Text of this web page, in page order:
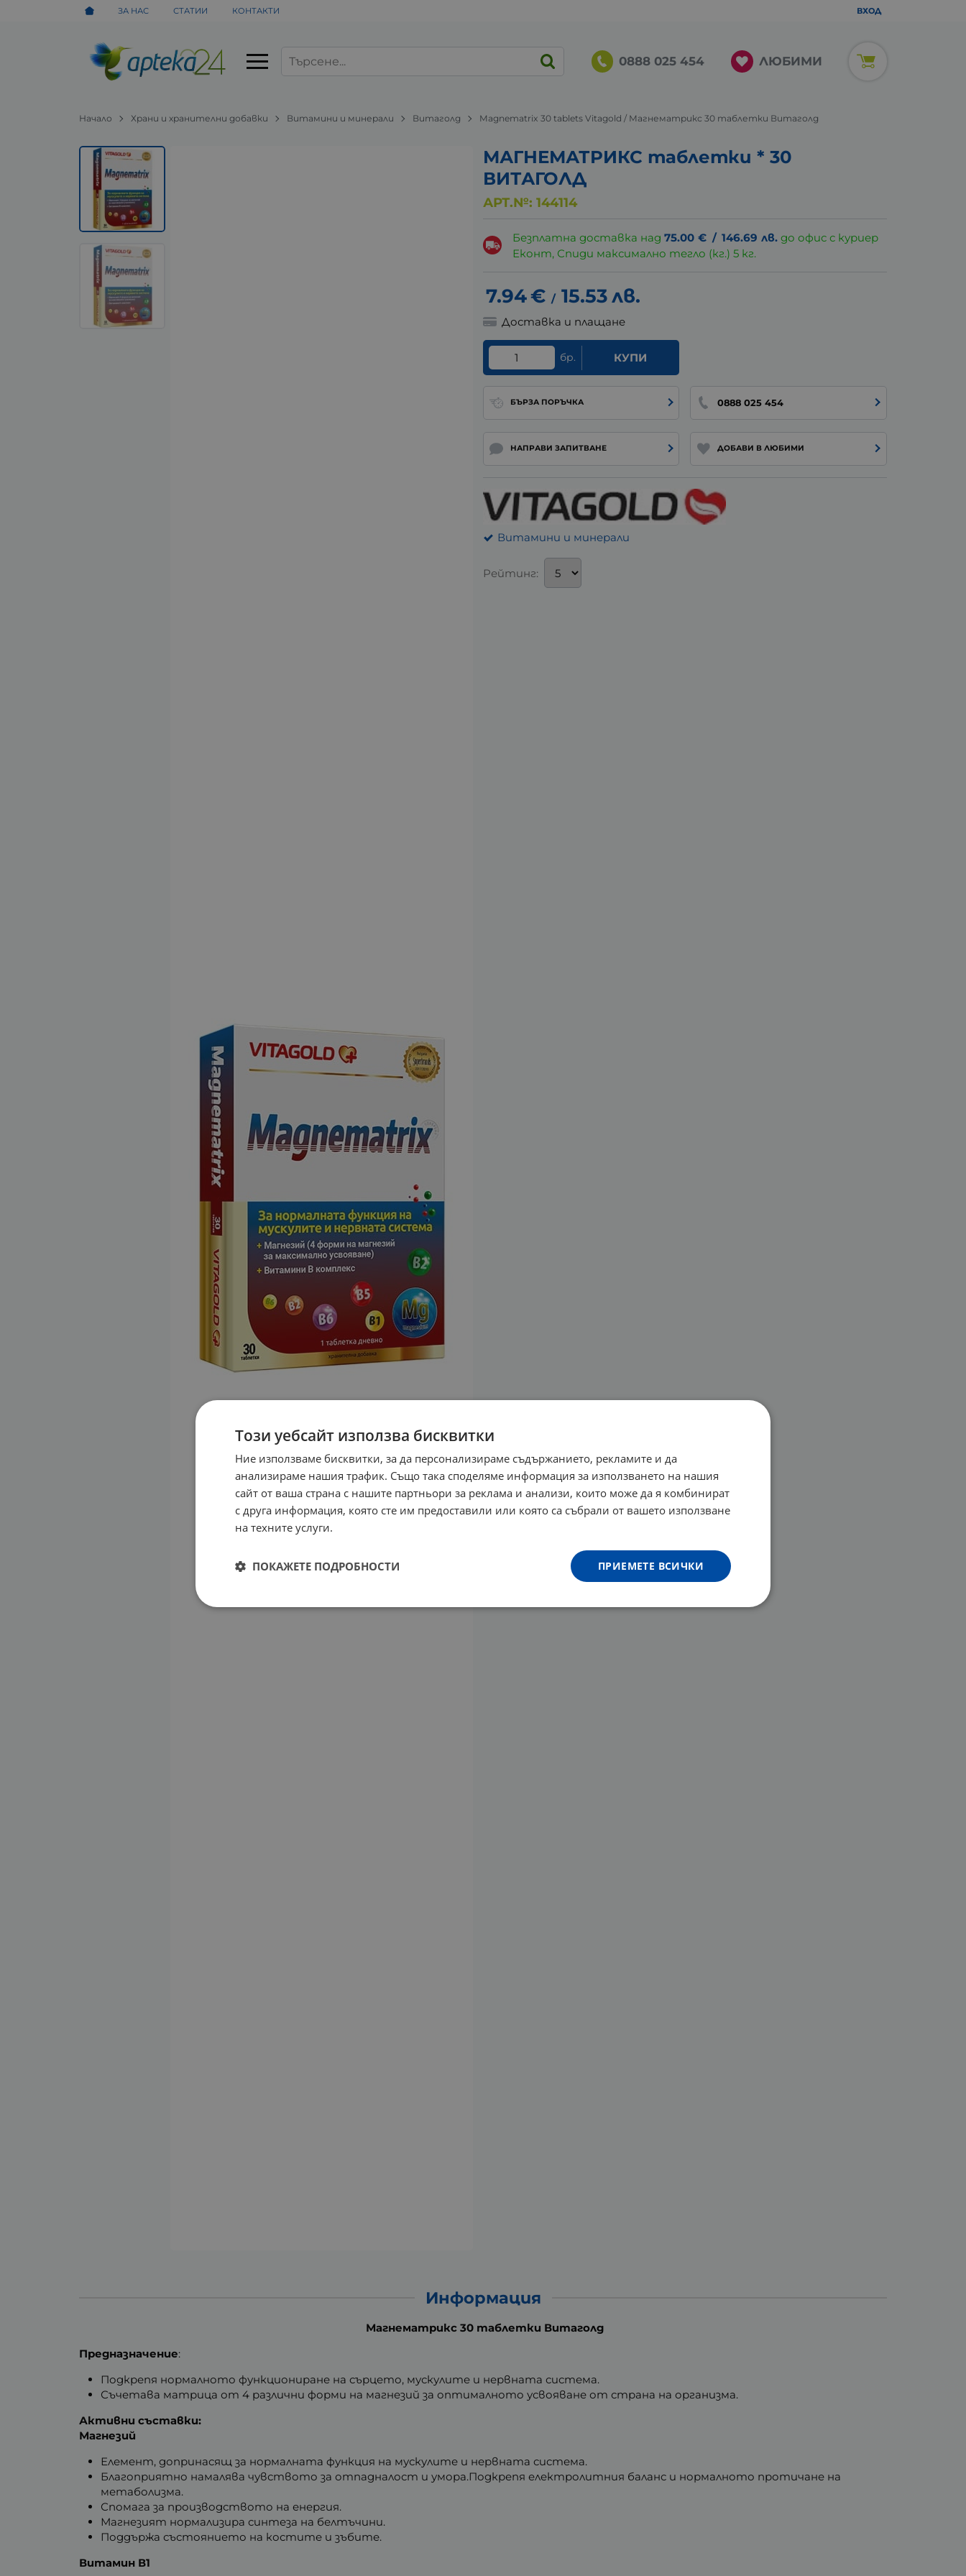
ЗА НАС СТАТИИ КОНТАКТИ ВХОД
0888 025 454 ЛЮБИМИ
Начало Храни и хранителни добавки Витамини и минерали Витаголд Magnematrix 30 tablets Vitagold / Магнематрикс 30 таблетки Витаголд
МАГНЕМАТРИКС таблетки * 30
ВИТАГОЛД
АРТ.№: 144114
Безплатна доставка над75.00 € / 146.69 лв. до офис с куриер
Еконт, Спиди максимално тегло (кг.) 5 кг.
7.94€ / 15.53лв.
Доставка и плащане
бр. КУПИ
БЪРЗА ПОРЪЧКА 0888 025 454
НАПРАВИ ЗАПИТВАНЕ ДОБАВИ В ЛЮБИМИ
Витамини и минерали
Рейтинг:
Информация
Магнематрикс 30 таблетки Витаголд
Предназначение:
Подкрепя нормалното функциониране на сърцето, мускулите и нервната система.
Съчетава матрица от 4 различни форми на магнезий за оптималното усвояване от страна на организма.
Активни съставки:
Магнезий
Елемент, допринасящ за нормалната функция на мускулите и нервната система.
Благоприятно намалява чувството за отпадналост и умора.Подкрепя електролитния баланс и нормалното протичане на
метаболизма.
Спомага за производството на енергия.
Магнезият нормализира синтеза на белтъчини.
Поддържа състоянието на костите и зъбите.
Витамин В1
Този уебсайт използва бисквитки
Ние използваме бисквитки, за да персонализираме съдържанието, рекламите и да
анализираме нашия трафик. Също така споделяме информация за използването на нашия
сайт от ваша страна с нашите партньори за реклама и анализи, които може да я комбинират
с друга информация, която сте им предоставили или която са събрали от вашето използване
на техните услуги.
ПРИЕМЕТЕ ВСИЧКИ
ПОКАЖЕТЕ ПОДРОБНОСТИ